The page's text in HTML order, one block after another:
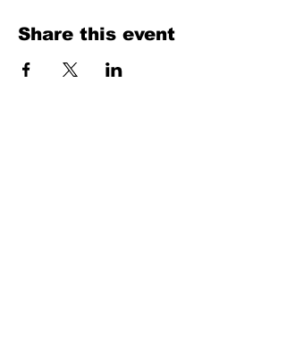
Share this event